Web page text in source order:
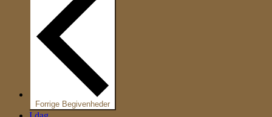
Forrige Begivenheder